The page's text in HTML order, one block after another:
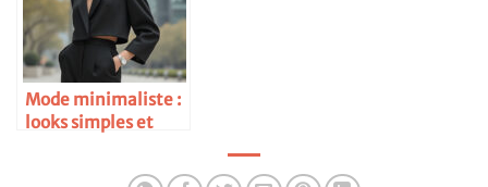
Mode minimaliste :
looks simples et